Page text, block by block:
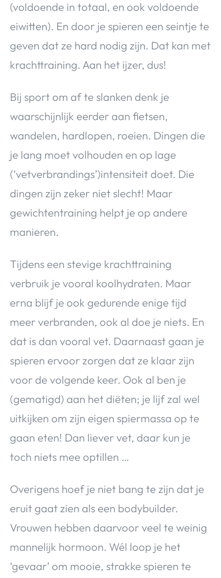
(voldoende in totaal, en ook voldoende
eiwitten). En door je spieren een seintje te
geven dat ze hard nodig zijn. Dat kan met
krachttraining. Aan het ijzer, dus!
Bij sport om af te slanken denk je
waarschijnlijk eerder aan fietsen,
wandelen, hardlopen, roeien. Dingen die
je lang moet volhouden en op lage
(‘vetverbrandings’)intensiteit doet. Die
dingen zijn zeker niet slecht! Maar
gewichtentraining helpt je op andere
manieren.
Tijdens een stevige krachttraining
verbruik je vooral koolhydraten. Maar
erna blijf je ook gedurende enige tijd
meer verbranden, ook al doe je niets. En
dat is dan vooral vet. Daarnaast gaan je
spieren ervoor zorgen dat ze klaar zijn
voor de volgende keer. Ook al ben je
(gematigd) aan het diëten; je lijf zal wel
uitkijken om zijn eigen spiermassa op te
gaan eten! Dan liever vet, daar kun je
toch niets mee optillen …
Overigens hoef je niet bang te zijn dat je
eruit gaat zien als een bodybuilder.
Vrouwen hebben daarvoor veel te weinig
mannelijk hormoon. Wél loop je het
‘gevaar’ om mooie, strakke spieren te